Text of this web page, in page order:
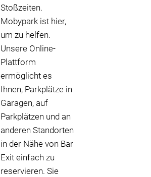
Stoßzeiten.
Mobypark ist hier,
um zu helfen.
Unsere Online-
Plattform
ermöglicht es
Ihnen, Parkplätze in
Garagen, auf
Parkplätzen und an
anderen Standorten
in der Nähe von Bar
Exit einfach zu
reservieren. Sie